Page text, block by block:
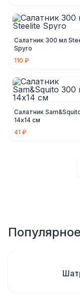
Салатник 300 мл
Spyro
110 ₽
Салатник
14х14 см
41 ₽
Популярное